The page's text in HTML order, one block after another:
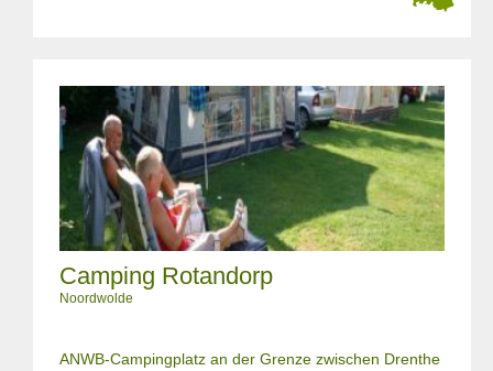
Camping Rotandorp
Noordwolde
ANWB-Campingplatz an der Grenze zwischen Drenthe